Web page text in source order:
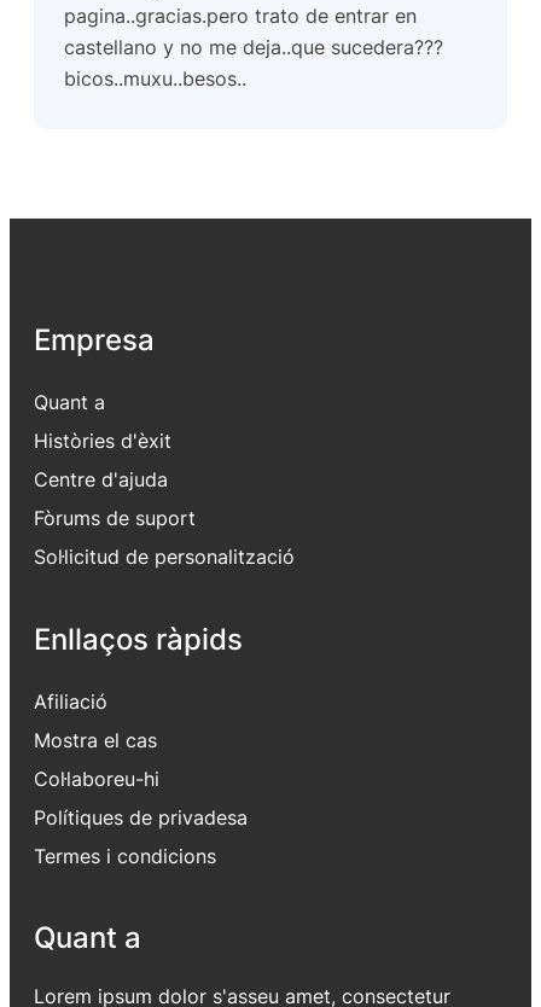
pagina..gracias.pero trato de entrar en
castellano y no me deja..que sucedera???
bicos..muxu..besos..
Empresa
Quant a
Històries d'èxit
Centre d'ajuda
Fòrums de suport
Sol·licitud de personalització
Enllaços ràpids
Afiliació
Mostra el cas
Col·laboreu-hi
Polítiques de privadesa
Termes i condicions
Quant a
Lorem ipsum dolor s'asseu amet, consectetur